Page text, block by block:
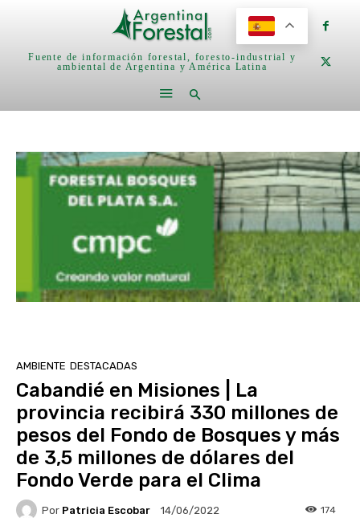
Fuente de información forestal, foresto-industrial y
ambiental de Argentina y América Latina
AMBIENTE DESTACADAS
Cabandié en Misiones | La
provincia recibirá 330 millones de
pesos del Fondo de Bosques y más
de 3,5 millones de dólares del
Fondo Verde para el Clima
Por Patricia Escobar 14/06/2022 174